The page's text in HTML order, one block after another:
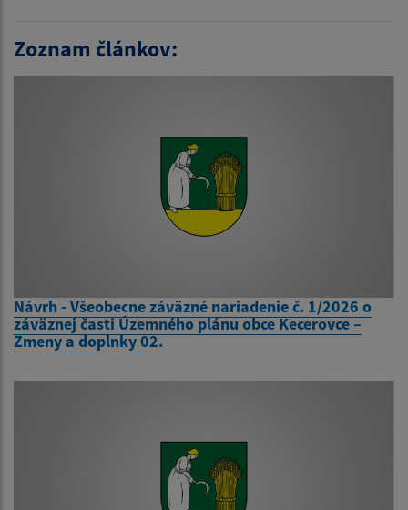
Zoznam článkov:
Návrh - Všeobecne záväzné nariadenie č. 1/2026 o
záväznej časti Územného plánu obce Kecerovce –
Zmeny a doplnky 02.